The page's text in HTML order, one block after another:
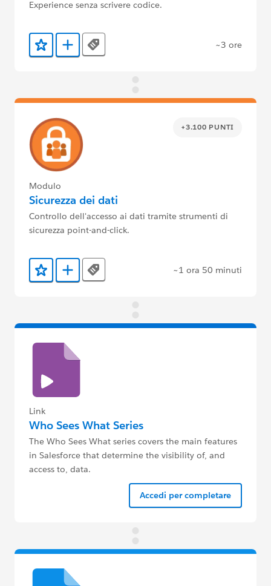
Experience senza scrivere codice.
Aggiunto ai preferiti
Aggiungi a Trailmix
Tags ~3 ore
+3.100 PUNTI
Modulo
Sicurezza dei dati
Controllo dell'accesso ai dati tramite strumenti di
sicurezza point-and-click.
Aggiunto ai preferiti
Aggiungi a Trailmix
Tags ~1 ora 50 minuti
Link
Who Sees What Series
The Who Sees What series covers the main features
in Salesforce that determine the visibility of, and
access to, data.
Accedi per completare